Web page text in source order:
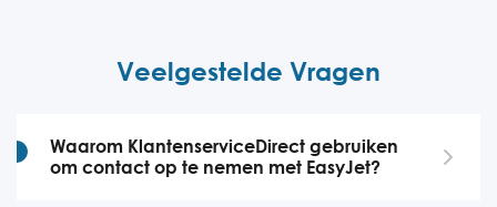
Veelgestelde Vragen
Waarom KlantenserviceDirect gebruiken
om contact op te nemen met EasyJet?